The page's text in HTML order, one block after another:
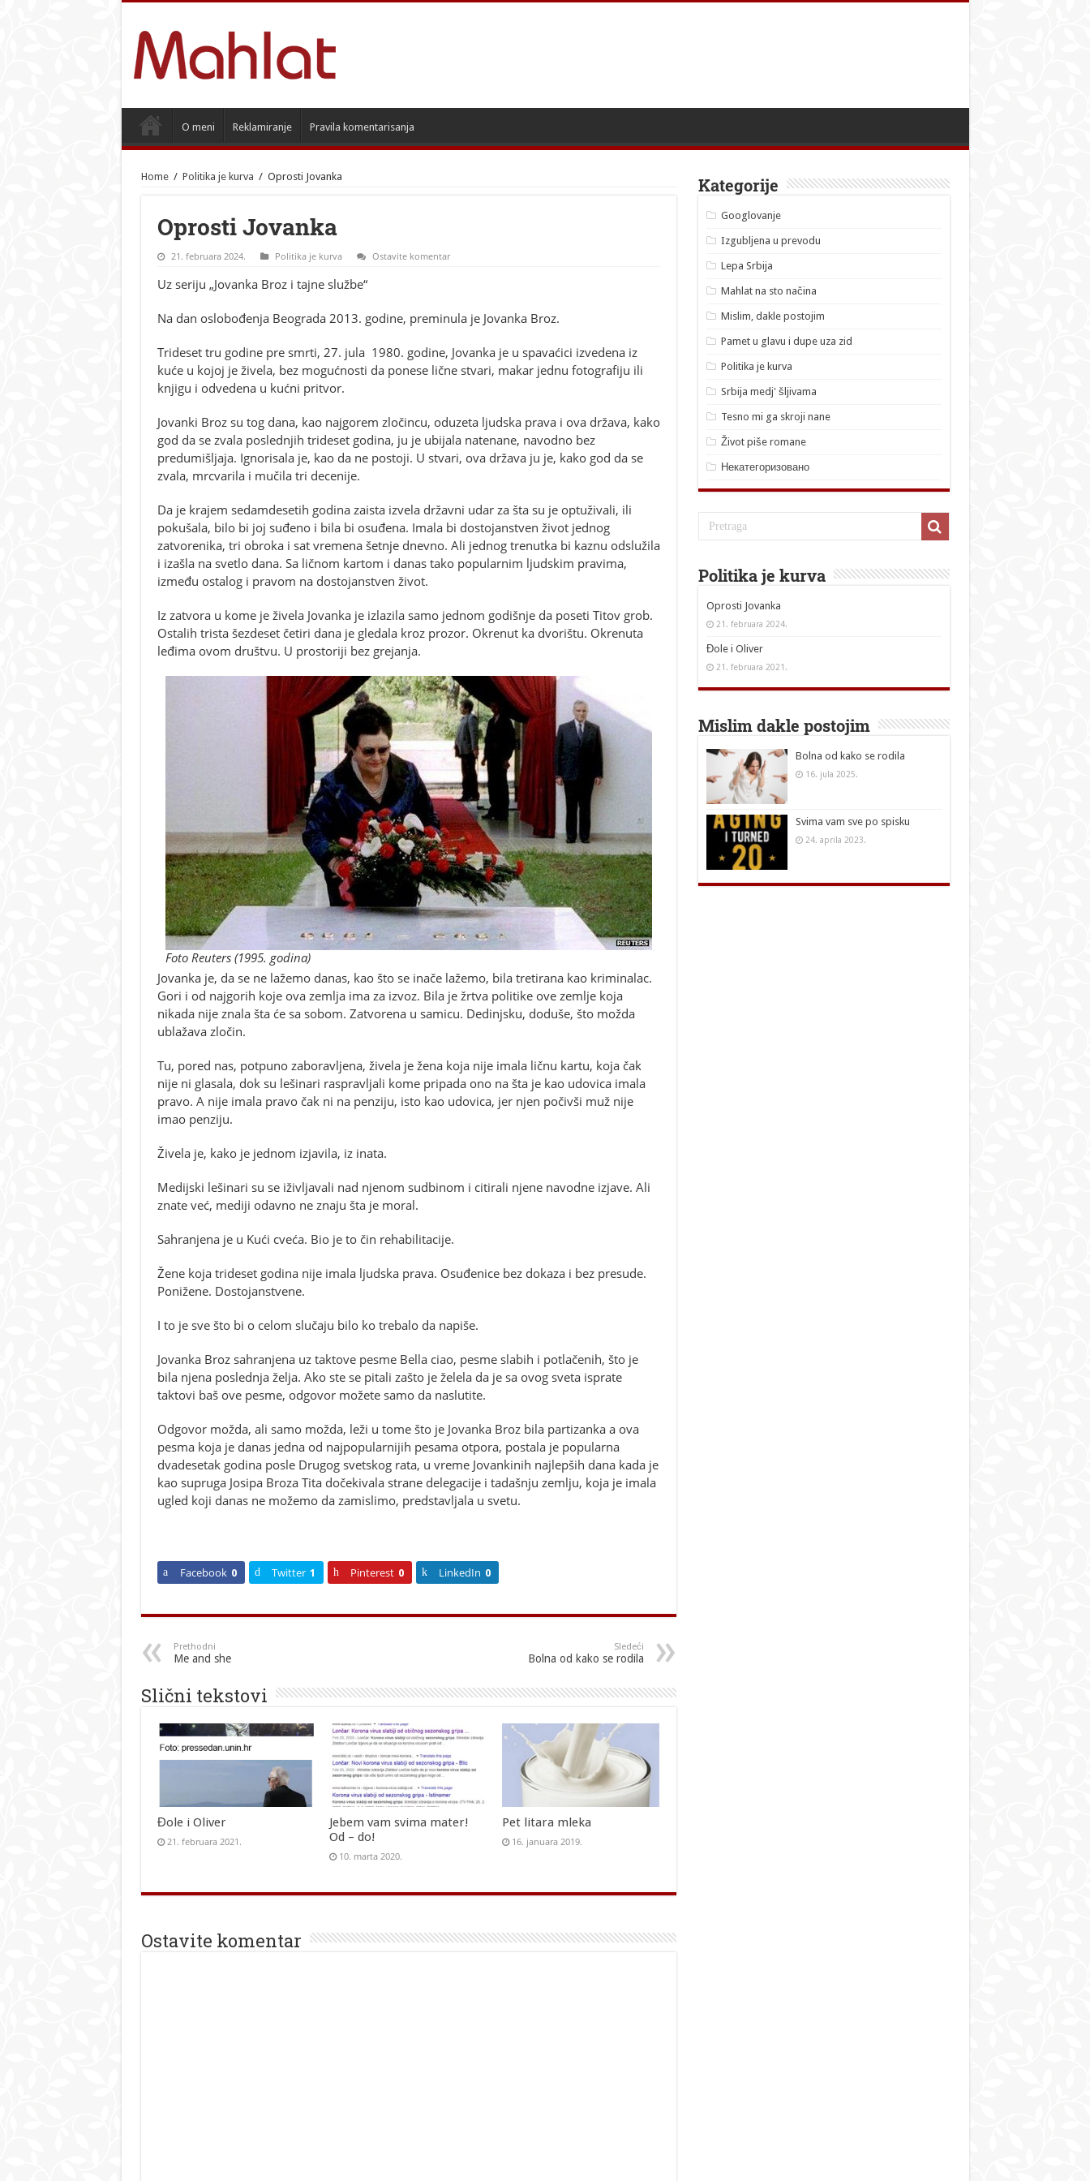
O meni Reklamiranje Pravila komentarisanja
Home / Politika je kurva / Oprosti Jovanka
Oprosti Jovanka
21. februara 2024. Politika je kurva Ostavite komentar
Uz seriju „Jovanka Broz i tajne službe“
Na dan oslobođenja Beograda 2013. godine, preminula je Jovanka Broz.
Trideset tru godine pre smrti, 27. jula 1980. godine, Jovanka je u spavaćici izvedena iz
kuće u kojoj je živela, bez mogućnosti da ponese lične stvari, makar jednu fotografiju ili
knjigu i odvedena u kućni pritvor.
Jovanki Broz su tog dana, kao najgorem zločincu, oduzeta ljudska prava i ova država, kako
god da se zvala poslednjih trideset godina, ju je ubijala natenane, navodno bez
predumišljaja. Ignorisala je, kao da ne postoji. U stvari, ova država ju je, kako god da se
zvala, mrcvarila i mučila tri decenije.
Da je krajem sedamdesetih godina zaista izvela državni udar za šta su je optuživali, ili
pokušala, bilo bi joj suđeno i bila bi osuđena. Imala bi dostojanstven život jednog
zatvorenika, tri obroka i sat vremena šetnje dnevno. Ali jednog trenutka bi kaznu odslužila
i izašla na svetlo dana. Sa ličnom kartom i danas tako popularnim ljudskim pravima,
između ostalog i pravom na dostojanstven život.
Iz zatvora u kome je živela Jovanka je izlazila samo jednom godišnje da poseti Titov grob.
Ostalih trista šezdeset četiri dana je gledala kroz prozor. Okrenut ka dvorištu. Okrenuta
leđima ovom društvu. U prostoriji bez grejanja.
Foto Reuters (1995. godina)
Jovanka je, da se ne lažemo danas, kao što se inače lažemo, bila tretirana kao kriminalac.
Gori i od najgorih koje ova zemlja ima za izvoz. Bila je žrtva politike ove zemlje koja
nikada nije znala šta će sa sobom. Zatvorena u samicu. Dedinjsku, doduše, što možda
ublažava zločin.
Tu, pored nas, potpuno zaboravljena, živela je žena koja nije imala ličnu kartu, koja čak
nije ni glasala, dok su lešinari raspravljali kome pripada ono na šta je kao udovica imala
pravo. A nije imala pravo čak ni na penziju, isto kao udovica, jer njen počivši muž nije
imao penziju.
Živela je, kako je jednom izjavila, iz inata.
Medijski lešinari su se iživljavali nad njenom sudbinom i citirali njene navodne izjave. Ali
znate već, mediji odavno ne znaju šta je moral.
Sahranjena je u Kući cveća. Bio je to čin rehabilitacije.
Žene koja trideset godina nije imala ljudska prava. Osuđenice bez dokaza i bez presude.
Ponižene. Dostojanstvene.
I to je sve što bi o celom slučaju bilo ko trebalo da napiše.
Jovanka Broz sahranjena uz taktove pesme Bella ciao, pesme slabih i potlačenih, što je
bila njena poslednja želja. Ako ste se pitali zašto je želela da je sa ovog sveta isprate
taktovi baš ove pesme, odgovor možete samo da naslutite.
Odgovor možda, ali samo možda, leži u tome što je Jovanka Broz bila partizanka a ova
pesma koja je danas jedna od najpopularnijih pesama otpora, postala je popularna
dvadesetak godina posle Drugog svetskog rata, u vreme Jovankinih najlepših dana kada je
kao supruga Josipa Broza Tita dočekivala strane delegacije i tadašnju zemlju, koja je imala
ugled koji danas ne možemo da zamislimo, predstavljala u svetu.
Facebook 0 Twitter 1 Pinterest 0 LinkedIn 0
Prethodni
Me and she
Sledeći
Bolna od kako se rodila
Slični tekstovi
Đole i Oliver
21. februara 2021.
Jebem vam svima mater!
Od – do!
10. marta 2020.
Pet litara mleka
16. januara 2019.
Ostavite komentar
Kategorije
Googlovanje
Izgubljena u prevodu
Lepa Srbija
Mahlat na sto načina
Mislim, dakle postojim
Pamet u glavu i dupe uza zid
Politika je kurva
Srbija medj' šljivama
Tesno mi ga skroji nane
Život piše romane
Некатегоризовано
Politika je kurva
Oprosti Jovanka
21. februara 2024.
Đole i Oliver
21. februara 2021.
Mislim dakle postojim
Bolna od kako se rodila
16. jula 2025.
Svima vam sve po spisku
24. aprila 2023.